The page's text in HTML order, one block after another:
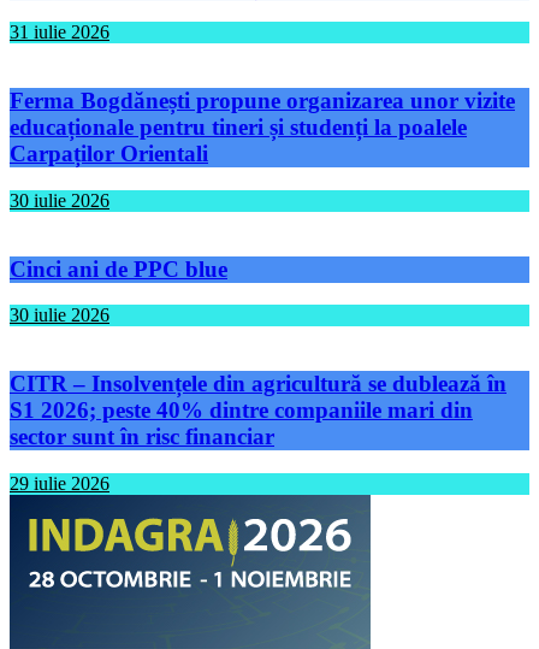
31 iulie 2026
Ferma Bogdănești propune organizarea unor vizite
educaționale pentru tineri și studenți la poalele
Carpaților Orientali
30 iulie 2026
Cinci ani de PPC blue
30 iulie 2026
CITR – Insolvențele din agricultură se dublează în
S1 2026; peste 40% dintre companiile mari din
sector sunt în risc financiar
29 iulie 2026